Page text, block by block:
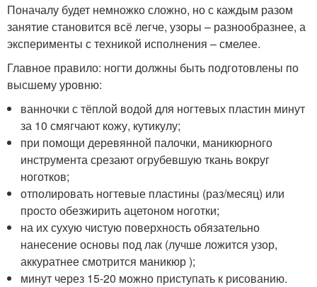
Поначалу будет немножко сложно, но с каждым разом
занятие становится всё легче, узоры – разнообразнее, а
эксперименты с техникой исполнения – смелее.
Главное правило: ногти должны быть подготовлены по
высшему уровню:
ванночки с тёплой водой для ногтевых пластин минут
за 10 смягчают кожу, кутикулу;
при помощи деревянной палочки, маникюрного
инструмента срезают огрубевшую ткань вокруг
ноготков;
отполировать ногтевые пластины (раз/месяц) или
просто обезжирить ацетоном ноготки;
на их сухую чистую поверхность обязательно
нанесение основы под лак (лучше ложится узор,
аккуратнее смотрится маникюр );
минут через 15-20 можно приступать к рисованию.